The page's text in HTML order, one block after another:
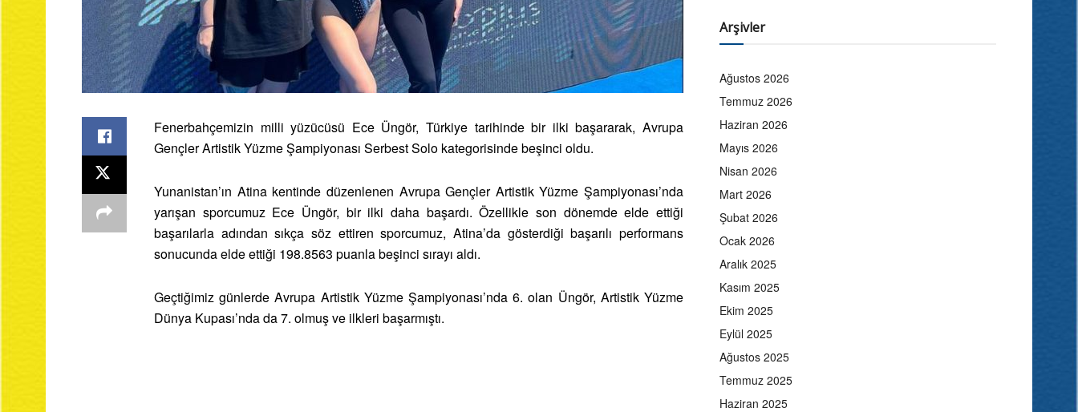
Fenerbahçemizin milli yüzücüsü Ece Üngör, Türkiye tarihinde bir ilki başararak, Avrupa
Gençler Artistik Yüzme Şampiyonası Serbest Solo kategorisinde beşinci oldu.
Yunanistan’ın Atina kentinde düzenlenen Avrupa Gençler Artistik Yüzme Şampiyonası’nda
yarışan sporcumuz Ece Üngör, bir ilki daha başardı. Özellikle son dönemde elde ettiği
başarılarla adından sıkça söz ettiren sporcumuz, Atina’da gösterdiği başarılı performans
sonucunda elde ettiği 198.8563 puanla beşinci sırayı aldı.
Geçtiğimiz günlerde Avrupa Artistik Yüzme Şampiyonası’nda 6. olan Üngör, Artistik Yüzme
Dünya Kupası’nda da 7. olmuş ve ilkleri başarmıştı.
Arşivler
Ağustos 2026
Temmuz 2026
Haziran 2026
Mayıs 2026
Nisan 2026
Mart 2026
Şubat 2026
Ocak 2026
Aralık 2025
Kasım 2025
Ekim 2025
Eylül 2025
Ağustos 2025
Temmuz 2025
Haziran 2025